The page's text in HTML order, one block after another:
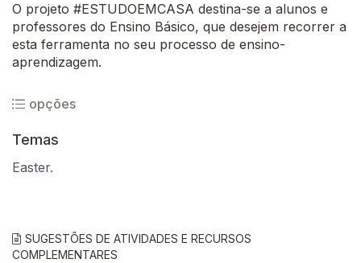
O projeto #ESTUDOEMCASA destina-se a alunos e
professores do Ensino Básico, que desejem recorrer a
esta ferramenta no seu processo de ensino-
aprendizagem.
opções
Temas
Easter.
SUGESTÕES DE ATIVIDADES E RECURSOS
COMPLEMENTARES